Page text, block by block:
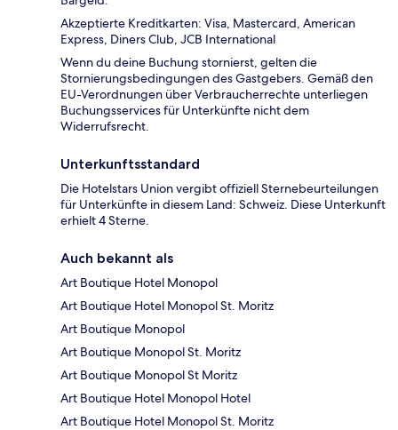
Akzeptierte Kreditkarten: Visa, Mastercard, American
Express, Diners Club, JCB International
Wenn du deine Buchung stornierst, gelten die
Stornierungsbedingungen des Gastgebers. Gemäß den
EU-Verordnungen über Verbraucherrechte unterliegen
Buchungsservices für Unterkünfte nicht dem
Widerrufsrecht.
Unterkunftsstandard
Die Hotelstars Union vergibt offiziell Sternebeurteilungen
für Unterkünfte in diesem Land: Schweiz. Diese Unterkunft
erhielt 4 Sterne.
Auch bekannt als
Art Boutique Hotel Monopol
Art Boutique Hotel Monopol St. Moritz
Art Boutique Monopol
Art Boutique Monopol St. Moritz
Art Boutique Monopol St Moritz
Art Boutique Hotel Monopol Hotel
Art Boutique Hotel Monopol St. Moritz